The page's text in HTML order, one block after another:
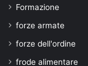
Formazione
forze armate
forze dell'ordine
frode alimentare